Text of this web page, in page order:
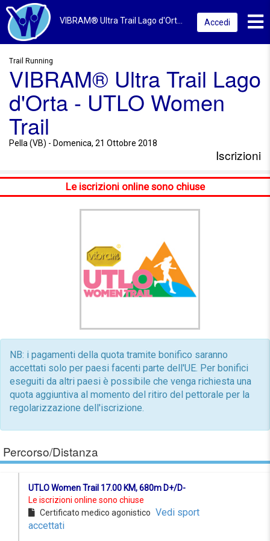
Accedi
Trail Running
VIBRAM® Ultra Trail Lago
d'Orta - UTLO Women
Trail
Pella (VB) - Domenica, 21 Ottobre 2018
Iscrizioni
Le iscrizioni online sono chiuse
NB: i pagamenti della quota tramite bonifico saranno
accettati solo per paesi facenti parte dell'UE. Per bonifici
eseguiti da altri paesi è possibile che venga richiesta una
quota aggiuntiva al momento del ritiro del pettorale per la
regolarizzazione dell'iscrizione.
Percorso/Distanza
UTLO Women Trail 17.00 KM, 680m D+/D-
Le iscrizioni online sono chiuse
Certificato medico agonistico Vedi sport
accettati